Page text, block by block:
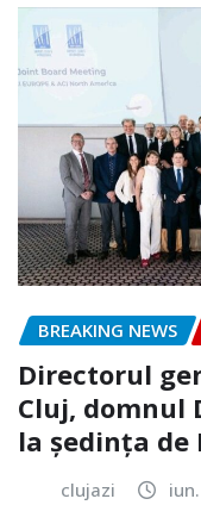
BREAKING NEWS
Directorul
Cluj, domnul
la ședința de
clujazi